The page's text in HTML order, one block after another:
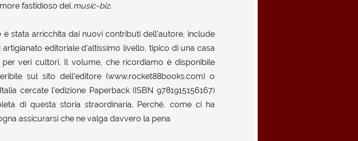
fastidioso del music-biz.
è stata arricchita dai nuovi contributi dell’autore, include
editoriale d’altissimo livello, tipico di una casa
veri cultori. Il volume, che ricordiamo è disponibile
sul sito dell’editore (www.rocket88books.com) o
cercate l’edizione Paperback (ISBN 9781915156167)
di questa storia straordinaria. Perché, come ci ha
assicurarsi che ne valga davvero la pena